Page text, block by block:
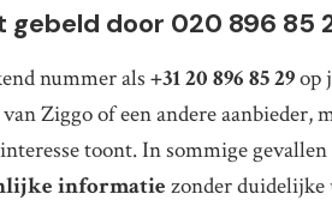
door 020 896 85
nummer als +31 20 896 85 29op
Ziggo of een andere aanbieder,
toont. In sommige gevallen
informatie zonder